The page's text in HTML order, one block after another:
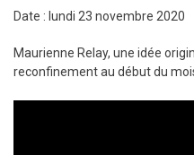
Date : lundi 23 novembre 2020
Maurienne Relay, une idée
reconfinement au début du